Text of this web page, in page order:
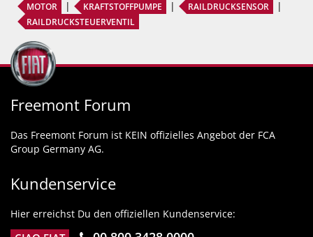
MOTOR KRAFTSTOFFPUMPE
RAILDRUCKSENSOR
RAILDRUCKSTEUERVENTIL
Freemont Forum
Das Freemont Forum ist KEIN offizielles Angebot der FCA
Group Germany AG.
Kundenservice
Hier erreichst Du den offiziellen Kundenservice: